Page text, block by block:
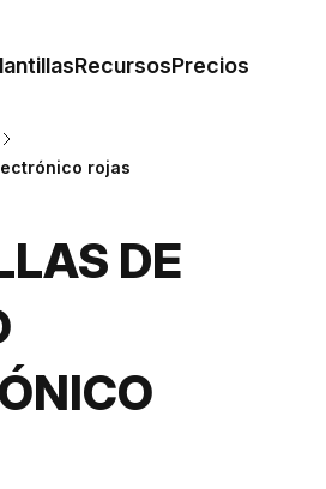
RecursosPrecios
rojas
DE